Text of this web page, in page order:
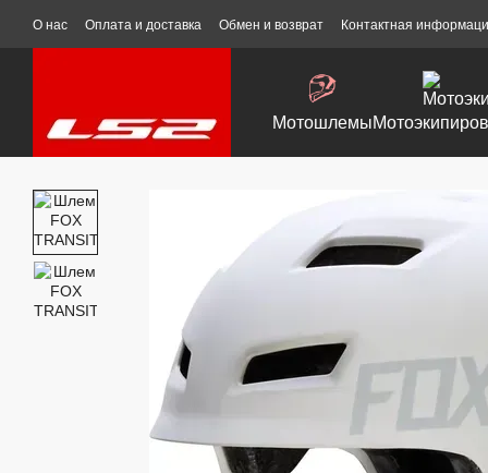
Перейти к основному контенту
О нас Оплата и доставка Обмен и возврат Контактная
Мотошлемы